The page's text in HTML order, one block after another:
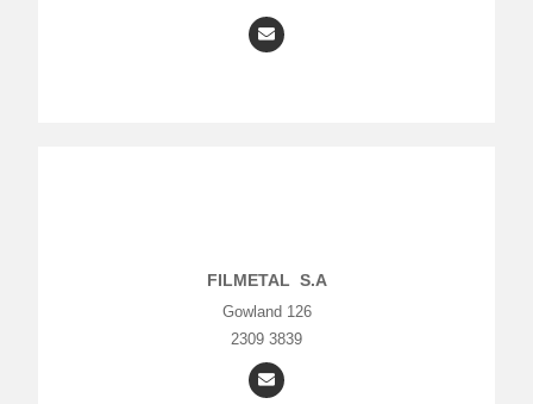
FILMETAL S.A
Gowland 126
2309 3839